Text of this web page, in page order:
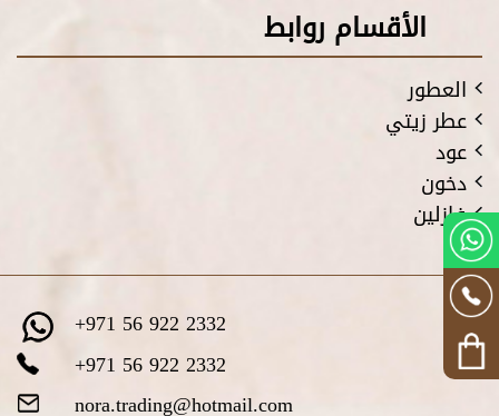
الأقسام روابط
العطور
عطر زيتي
عود
دخون
فازلين
+971 56 922 2332
+971 56 922 2332
nora.trading@hotmail.com